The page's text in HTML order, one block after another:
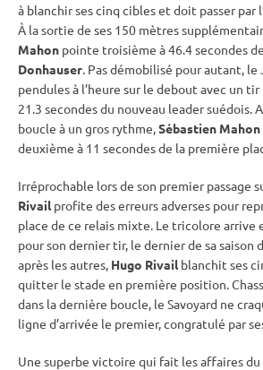
à blanchir ses cinq cibles et doit passer par
À la sortie de ses 150 mètres
Mahon pointe troisième à 46.4 secondes de
Donhauser. Pas démobilisé pour autant, le
pendules à l’heure sur le debout avec un tir
21.3 secondes du nouveau leader suédois.
boucle à un gros rythme,Sébastien Mahon
deuxième à 11 secondes de la première
Irréprochable lors de son premier passage
Rivailprofite des erreurs adverses pour
place de ce relais mixte. Le tricolore arrive
pour son dernier tir, le dernier de sa saison
après les autres, Hugo Rivailblanchit ses
quitter le stade en première position.
dans la dernière boucle, le Savoyard ne
ligne d’arrivée le premier, congratulé par
Une superbe victoire qui fait les affaires